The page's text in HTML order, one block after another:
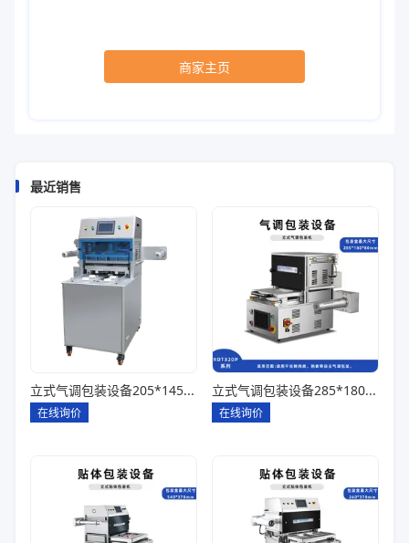
商家主页
最近销售
立式气调包装设备205*145*85一出四
在线询价
立式气调包装设备285*180*80一出一
在线询价